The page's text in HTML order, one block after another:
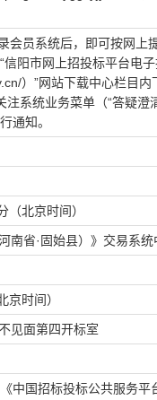
会员系统后，即可按网
阳市网上招投标平台电
）”网站下载中心栏目内
注系统业务菜单（“答疑
通知。
北京时间）
省·固始县）》交易系统
时间）
见面第四开标室
中国招标投标公共服务